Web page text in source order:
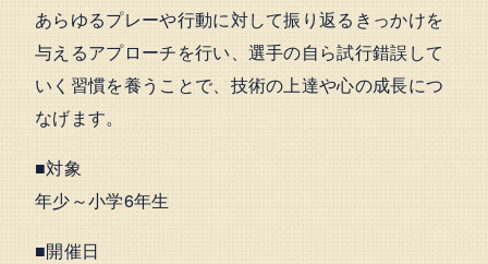
あらゆるプレーや行動に対して振り返るきっかけを
与えるアプローチを行い、選手の自ら試行錯誤して
いく習慣を養うことで、技術の上達や心の成長につ
なげます。
■対象
年少～小学6年生
■開催日